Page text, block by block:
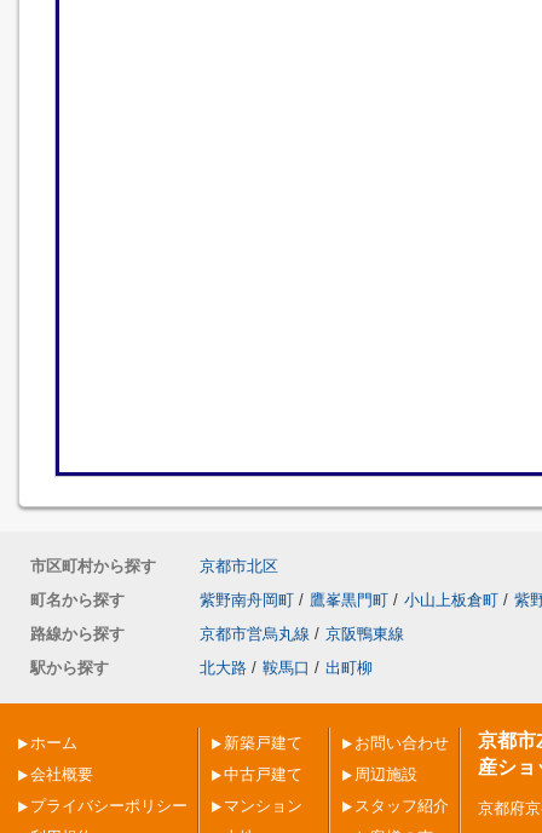
市区町村から探す
京都市北区
町名から探す
紫野南舟岡町 / 鷹峯黒門町 / 小山上板倉町 / 紫
路線から探す
京都市営烏丸線 / 京阪鴨東線
駅から探す
北大路 / 鞍馬口 / 出町柳
ホーム
会社概要
プライバシーポリシー
新築戸建て
中古戸建て
マンション
お問い合わせ
周辺施設
スタッフ紹介
京都市
産ショ
京都府